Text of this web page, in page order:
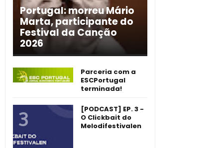
Portugal: morreu Mário
Marta, participante do
Festival da Canção
2026
Parceria com a
ESCPortugal
terminada!
[PODCAST] EP. 3 -
O Clickbait do
Melodifestivalen